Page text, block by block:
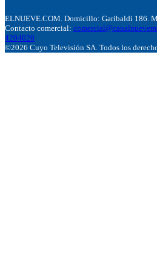
ELNUEVE.COM. Domicillo: Garibaldi 186.
Contacto comercial:
4204020
©2026 Cuyo Televisión SA. Todos los